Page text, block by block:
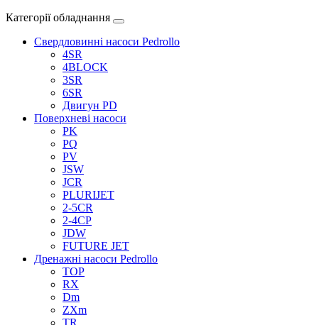
Категорії обладнання
Свердловинні насоси Pedrollo
4SR
4BLOCK
3SR
6SR
Двигун PD
Поверхневі насоси
PK
PQ
PV
JSW
JCR
PLURIJET
2-5CR
2-4CP
JDW
FUTURE JET
Дренажні насоси Pedrollo
TOP
RX
Dm
ZXm
TR